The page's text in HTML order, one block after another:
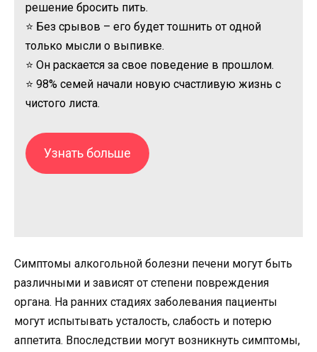
решение бросить пить.
⭐ Без срывов – его будет тошнить от одной
только мысли о выпивке.
⭐ Он раскается за свое поведение в прошлом.
⭐ 98% семей начали новую счастливую жизнь с
чистого листа.
Узнать больше
Симптомы алкогольной болезни печени могут быть
различными и зависят от степени повреждения
органа. На ранних стадиях заболевания пациенты
могут испытывать усталость, слабость и потерю
аппетита. Впоследствии могут возникнуть симптомы,